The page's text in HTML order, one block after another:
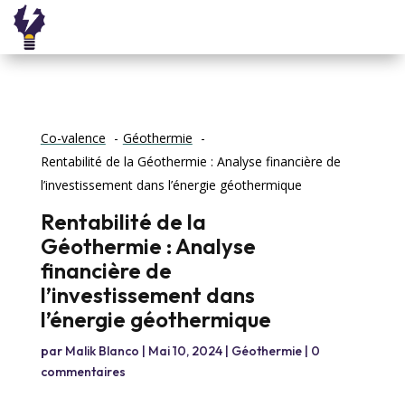
Co-valence
Géothermie
Rentabilité de la Géothermie : Analyse financière de
l’investissement dans l’énergie géothermique
Rentabilité de la
Géothermie : Analyse
financière de
l’investissement dans
l’énergie géothermique
par Malik Blanco | Mai 10, 2024| Géothermie| 0
commentaires